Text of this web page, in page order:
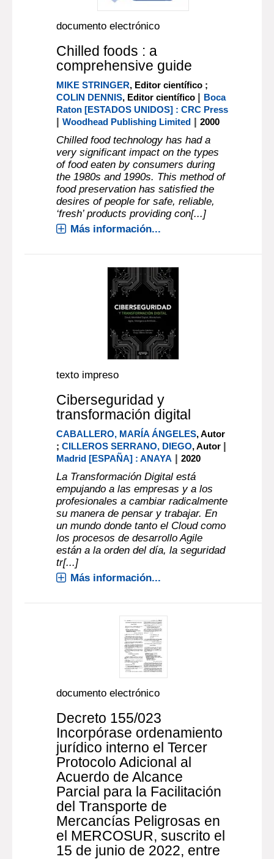
documento electrónico
Chilled foods : a
comprehensive guide
MIKE STRINGER, Editor científico ;
COLIN DENNIS, Editor científico | Boca
Raton [ESTADOS UNIDOS] : CRC Press
|Woodhead Publishing Limited |2000
Chilled food technology has had a
very significant impact on the types
of food eaten by consumers during
the 1980s and 1990s. This method of
food preservation has satisfied the
desires of people for safe, reliable,
‘fresh’ products providing con[...]
Más información...
texto impreso
Ciberseguridad y
transformación digital
CABALLERO, MARÍA ÁNGELES, Autor
;CILLEROS SERRANO, DIEGO, Autor |
Madrid [ESPAÑA] : ANAYA |2020
La Transformación Digital está
empujando a las empresas y a los
profesionales a cambiar radicalmente
su manera de pensar y trabajar. En
un mundo donde tanto el Cloud como
los procesos de desarrollo Agile
están a la orden del día, la seguridad
tr[...]
Más información...
documento electrónico
Decreto 155/023
Incorpórase ordenamiento
jurídico interno el Tercer
Protocolo Adicional al
Acuerdo de Alcance
Parcial para la Facilitación
del Transporte de
Mercancías Peligrosas en
el MERCOSUR, suscrito el
15 de junio de 2022, entre